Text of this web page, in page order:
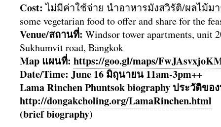
Cost: ไม่มีค่าใช้จ่าย นำอาหารมังสวิรัติ/ผลไม้ม
some vegetarian food to offer and share for the
Venue/สถานที่: Windsor tower apartments, unit
Sukhumvit road, Bangkok
Map แผนที่: https://goo.gl/maps/
Date/Time: June 16 มิถุนายน 11am-3pm++
Lama Rinchen Phuntsok biography ประวัติ​ข
http://dongakcholing.org/LamaRinchen.html
(brief biography)